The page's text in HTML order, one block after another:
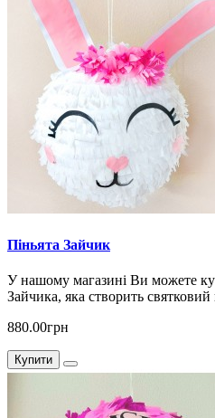
Піньята Зайчик
У нашому магазині Ви можете
Зайчика, яка створить святковий
880.00грн
Купити